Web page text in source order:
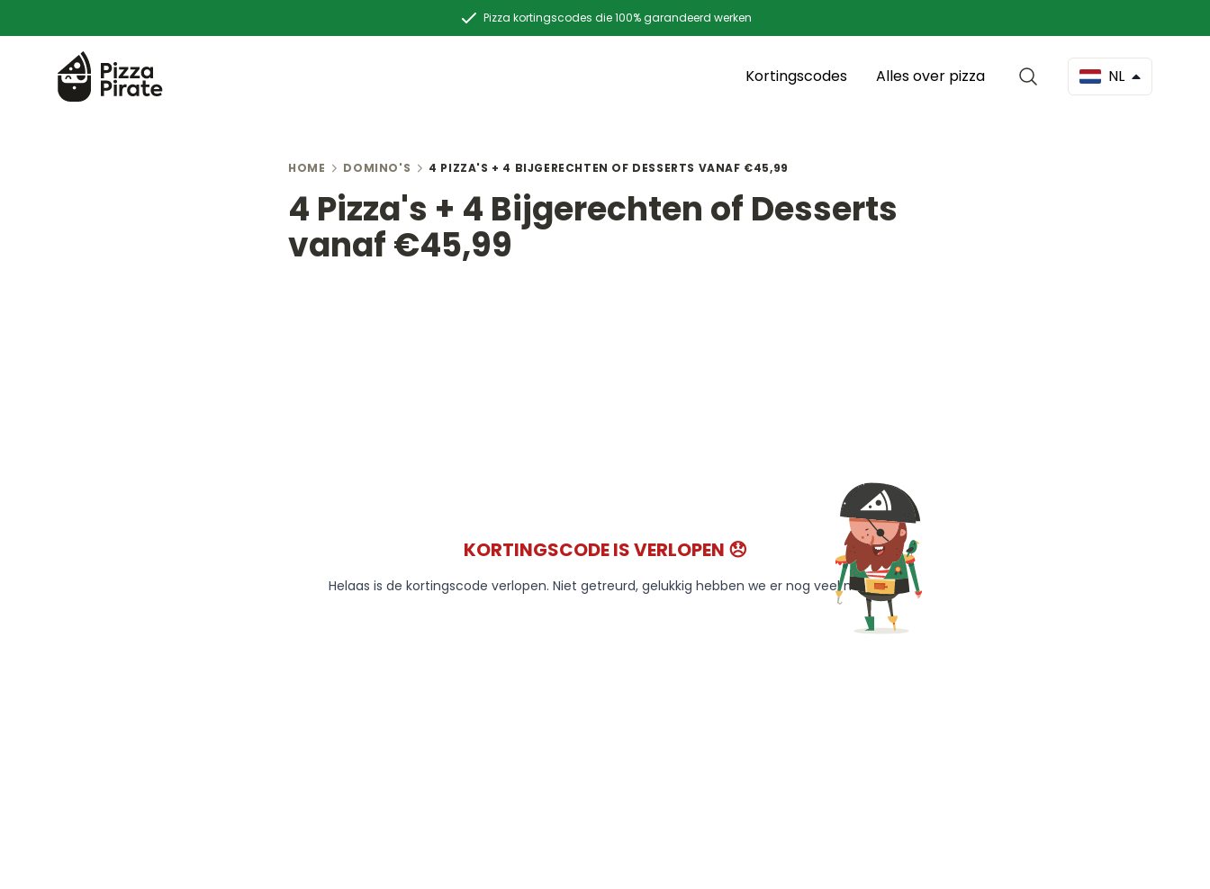
Pizza kortingscodes die 100% garandeerd werken
Kortingscodes Alles over pizza NL
HOME DOMINO'S 4 PIZZA'S + 4 BIJGERECHTEN OF DESSERTS VANAF €45,99
4 Pizza's + 4 Bijgerechten of Desserts
vanaf €45,99
KORTINGSCODE IS VERLOPEN 😞
Helaas is de kortingscode verlopen. Niet getreurd, gelukkig hebben we er nog veel meer!